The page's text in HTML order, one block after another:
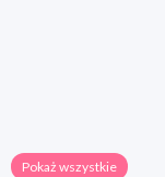
Pokaż wszystkie